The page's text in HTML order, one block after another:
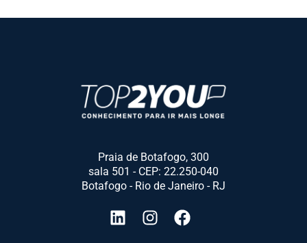
Praia de Botafogo, 300
sala 501 - CEP: 22.250-040
Botafogo - Rio de Janeiro - RJ